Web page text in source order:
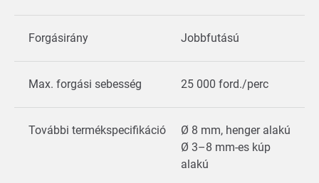
Forgásirány Jobbfutású
Max. forgási sebesség 25 000 ford./perc
További termékspecifikáció
Ø 8 mm, henger alakú
Ø 3–8 mm-es kúp
alakú